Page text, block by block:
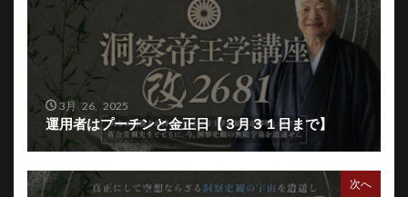
3月 26, 2025
運用者はプーチンと金正日【３月３１日まで】
次へ